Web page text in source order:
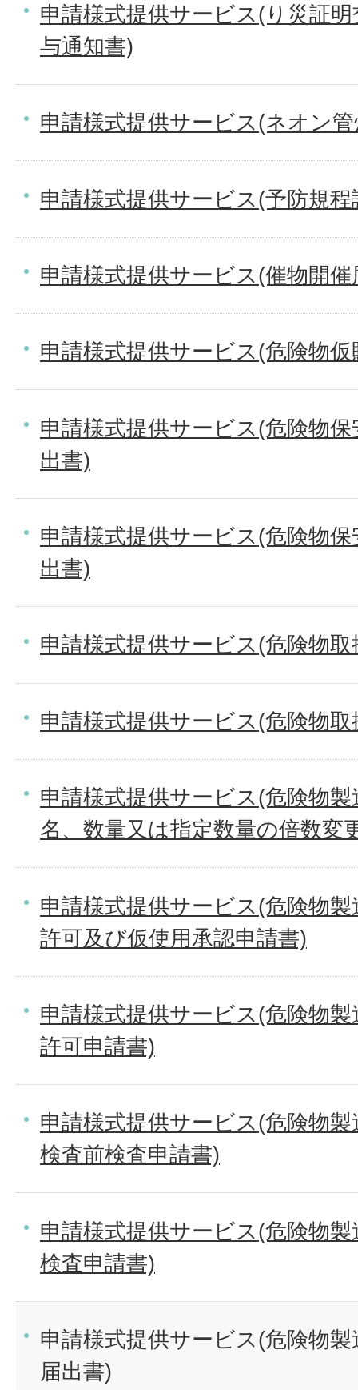
申請様式提供サービス(り災証
与通知書)
申請様式提供サービス(ネオン
申請様式提供サービス(予防規
申請様式提供サービス(催物開催
申請様式提供サービス(危険物
申請様式提供サービス(危険物
出書)
申請様式提供サービス(危険物
出書)
申請様式提供サービス(危険物
申請様式提供サービス(危険物
申請様式提供サービス(危険物
名、数量又は指定数量の倍数変
申請様式提供サービス(危険物
許可及び仮使用承認申請書)
申請様式提供サービス(危険物
許可申請書)
申請様式提供サービス(危険物
検査前検査申請書)
申請様式提供サービス(危険物
検査申請書)
申請様式提供サービス(危険物
届出書)